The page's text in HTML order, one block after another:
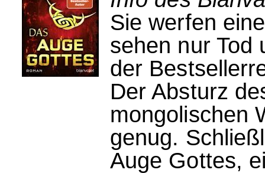
Sie werfen
sehen nur Tod
der
Der Absturz
mongolischen
genug.
Auge Gottes,